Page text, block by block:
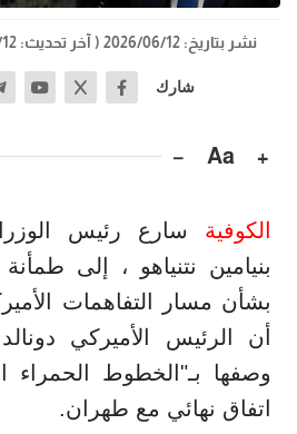
نشر بتاريخ: 2026/06/12 ( آخر تحديث: 2026/06/12 الساعة: 11:17 )
شارك
+
Aa
−
الكوفية سارع رئيس
بنيامين نتنياهو ، إلى
بشأن مسار التفاهمات
أن الرئيس الأميركي
وصفها بـ"الخطوط الحمراء
اتفاق نهائي مع طهران.